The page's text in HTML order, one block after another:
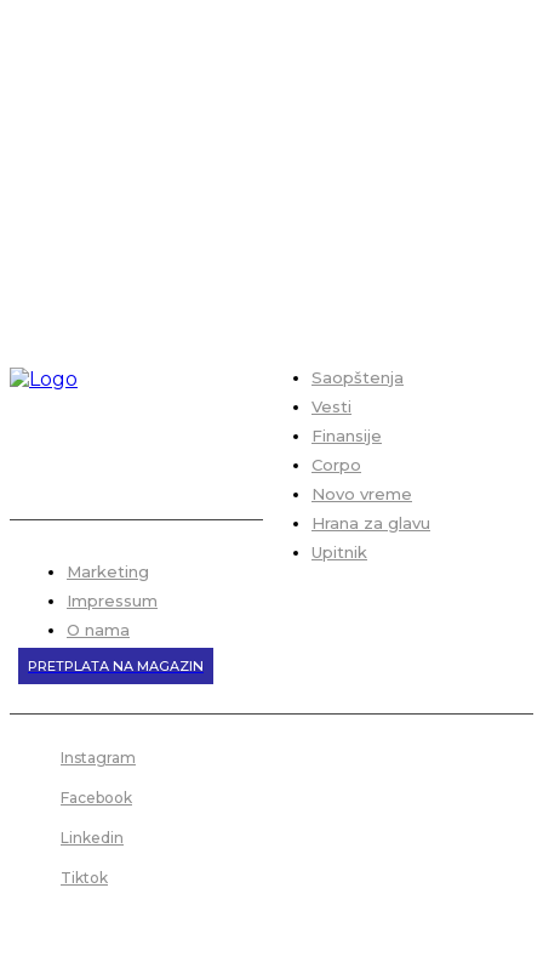
Saopštenja
Vesti
Finansije
Corpo
Novo vreme
Hrana za glavu
Upitnik
Marketing
Impressum
O nama
PRETPLATA NA MAGAZIN
Instagram
Facebook
Linkedin
Tiktok